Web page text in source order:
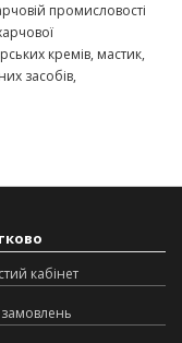
промисловості
кремів, мастик,
засобів,
кабінет
замовлень